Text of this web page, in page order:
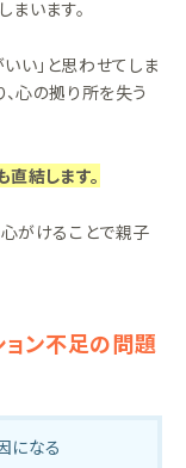
まいます。
い」と思わせてしま
心の拠り所を失う
結します。
心がけることで親子
ョン不足の問題
になる